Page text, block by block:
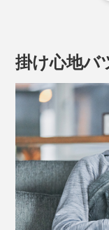
新色のアイボリー
い雰囲気。グレー
掛け心地バ